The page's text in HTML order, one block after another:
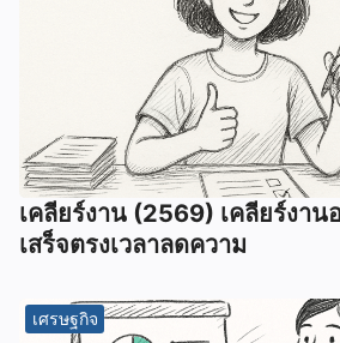
เคลียร์งาน (2569) เคลียร์งา
เสร็จตรงเวลาลดความ
เศรษฐกิจ